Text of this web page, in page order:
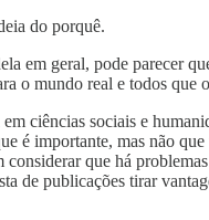
do porquê.
em geral, pode parecer
o mundo real e todos que
ciências sociais e
é importante, mas não
que há
de publicações tirar